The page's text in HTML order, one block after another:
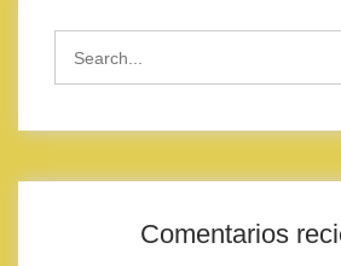
Comentarios